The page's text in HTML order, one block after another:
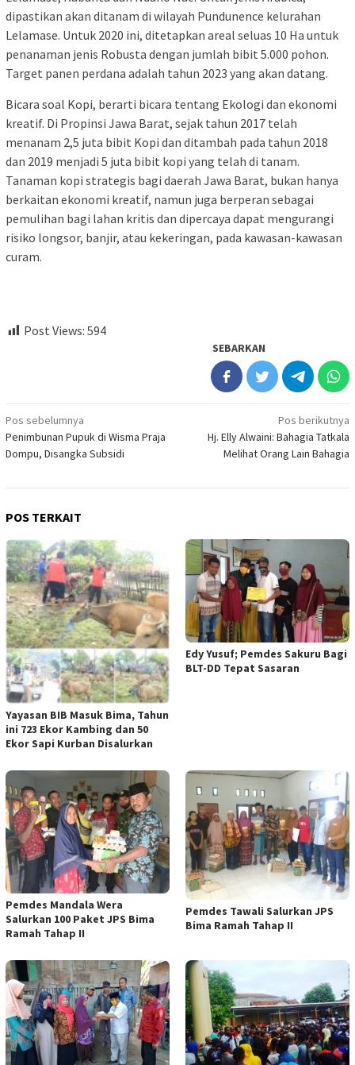
dipastikan akan ditanam di wilayah Pundunence kelurahan
Lelamase. Untuk 2020 ini, ditetapkan areal seluas 10 Ha untuk
penanaman jenis Robusta dengan jumlah bibit 5.000 pohon.
Target panen perdana adalah tahun 2023 yang akan datang.
Bicara soal Kopi, berarti bicara tentang Ekologi dan ekonomi
kreatif. Di Propinsi Jawa Barat, sejak tahun 2017 telah
menanam 2,5 juta bibit Kopi dan ditambah pada tahun 2018
dan 2019 menjadi 5 juta bibit kopi yang telah di tanam.
Tanaman kopi strategis bagi daerah Jawa Barat, bukan hanya
berkaitan ekonomi kreatif, namun juga berperan sebagai
pemulihan bagi lahan kritis dan dipercaya dapat mengurangi
risiko longsor, banjir, atau kekeringan, pada kawasan-kawasan
curam.
Post Views: 594
SEBARKAN
Navigasi
pos
Pos sebelumnya
Penimbunan Pupuk di Wisma Praja
Dompu, Disangka Subsidi
Pos berikutnya
Hj. Elly Alwaini: Bahagia Tatkala
Melihat Orang Lain Bahagia
POS TERKAIT
Yayasan BIB Masuk Bima, Tahun
ini 723 Ekor Kambing dan 50
Ekor Sapi Kurban Disalurkan
Edy Yusuf; Pemdes Sakuru Bagi
BLT-DD Tepat Sasaran
Pemdes Mandala Wera
Salurkan 100 Paket JPS Bima
Ramah Tahap II
Pemdes Tawali Salurkan JPS
Bima Ramah Tahap II